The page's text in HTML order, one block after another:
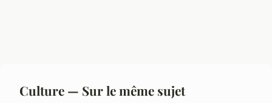
Culture — Sur le même sujet